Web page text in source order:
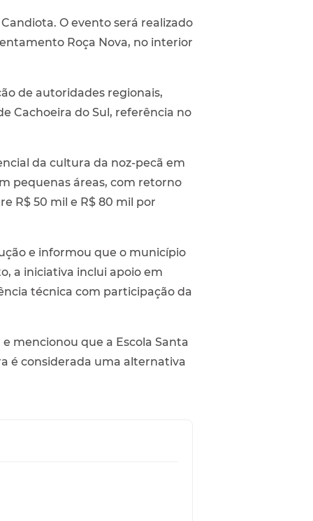
O evento será realizado
Roça Nova, no interior
de autoridades regionais,
Cachoeira do Sul, referência no
da cultura da noz-pecã em
pequenas áreas, com retorno
R$ 50 mil e R$ 80 mil por
e informou que o município
a iniciativa inclui apoio em
técnica com participação da
mencionou que a Escola Santa
é considerada uma alternativa